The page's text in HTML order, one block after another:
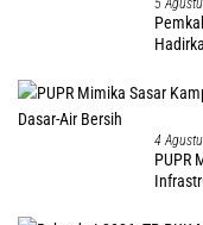
4
PUPR